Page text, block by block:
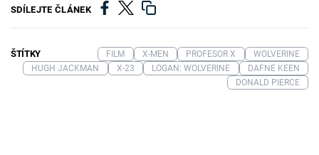
SDÍLEJTE ČLÁNEK
ŠTÍTKY FILM X-MEN PROFESOR X
WOLVERINE
HUGH JACKMAN
X-23 LOGAN: WOLVERINE
DAFNE KEEN
DONALD PIERCE